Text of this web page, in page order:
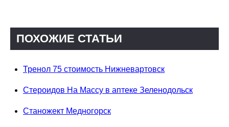
ПОХОЖИЕ СТАТЬИ
Тренол 75 стоимость Нижневартовск
Стероидов На Массу в аптеке Зеленодольск
Станожект Медногорск